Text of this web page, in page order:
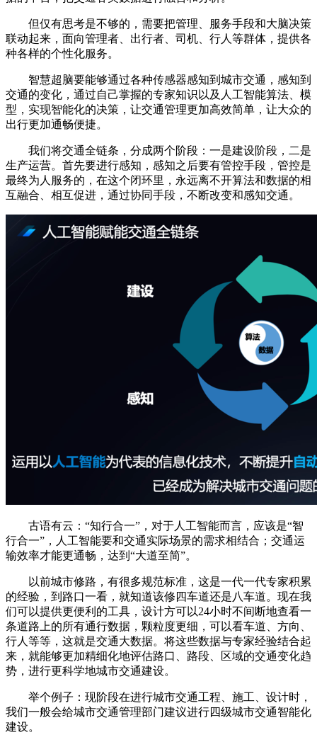
但仅有思考是不够的，需要把管理、服务手段和大脑决策
联动起来，面向管理者、出行者、司机、行人等群体，提供各
种各样的个性化服务。
智慧超脑要能够通过各种传感器感知到城市交通，感知到
交通的变化，通过自己掌握的专家知识以及人工智能算法、模
型，实现智能化的决策，让交通管理更加高效简单，让大众的
出行更加通畅便捷。
我们将交通全链条，分成两个阶段：一是建设阶段，二是
生产运营。首先要进行感知，感知之后要有管控手段，管控是
最终为人服务的，在这个闭环里，永远离不开算法和数据的相
互融合、相互促进，通过协同手段，不断改变和感知交通。
古语有云：“知行合一”，对于人工智能而言，应该是“智
行合一”，人工智能要和交通实际场景的需求相结合；交通运
输效率才能更通畅，达到“大道至简”。
以前城市修路，有很多规范标准，这是一代一代专家积累
的经验，到路口一看，就知道该修四车道还是八车道。现在我
们可以提供更便利的工具，设计方可以24小时不间断地查看一
条道路上的所有通行数据，颗粒度更细，可以看车道、方向、
行人等等，这就是交通大数据。将这些数据与专家经验结合起
来，就能够更加精细化地评估路口、路段、区域的交通变化趋
势，进行更科学地城市交通建设。
举个例子：现阶段在进行城市交通工程、施工、设计时，
我们一般会给城市交通管理部门建议进行四级城市交通智能化
建设。